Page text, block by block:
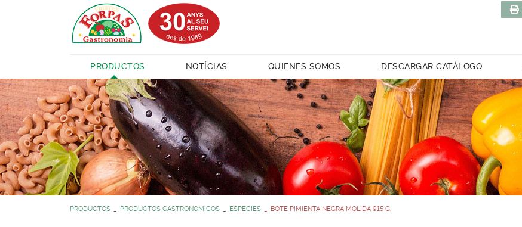
PRODUCTOS NOTÍCIAS QUIENES SOMOS DESCARGAR CATÁLOGO
PRODUCTOS PRODUCTOS GASTRONOMICOS ESPECIES BOTE PIMIENTA NEGRA MOLIDA 915 G.